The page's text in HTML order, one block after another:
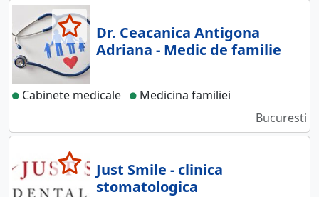
Dr. Ceacanica Antigona
Adriana - Medic de familie
Cabinete medicale
Medicina familiei
Bucuresti
Just Smile - clinica
stomatologica